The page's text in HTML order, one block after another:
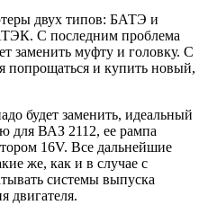
двух типов: БАТЭ и
С последним проблема
заменить муфту и головку. С
попрощаться и купить новый,
будет заменить, идеальный
для ВАЗ 2112, ее рампа
16V. Все дальнейшие
же, как и в случае с
системы выпуска
двигателя.